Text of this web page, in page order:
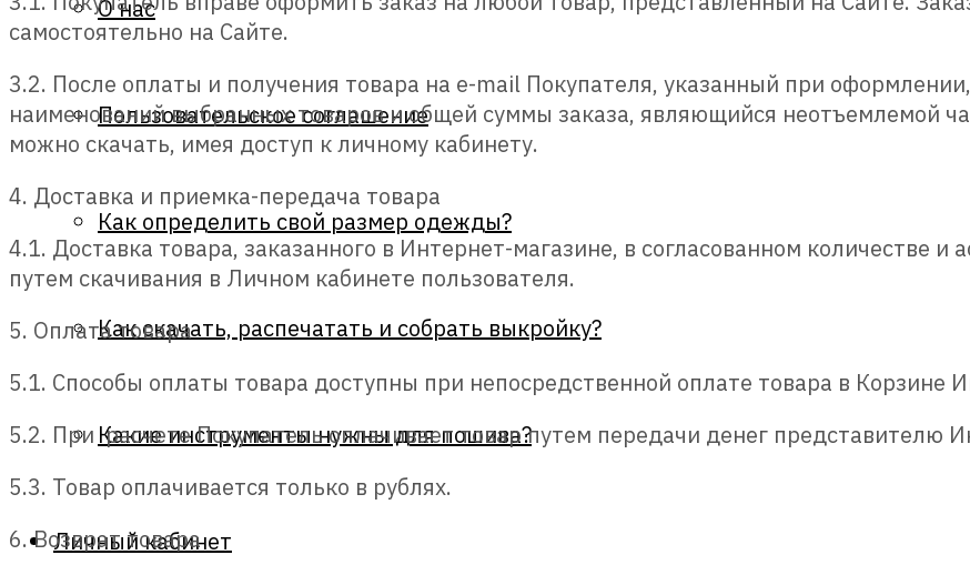
О нас
Пользовательское соглашение
Как определить свой размер одежды?
Как скачать, распечатать и собрать выкройку?
Какие инструменты нужны для пошива?
Личный кабинет
самостоятельно на Сайте.
3.2. После оплаты и получения товара на e-mail Покупателя, указанный при
наименований выбранных товаров и общей суммы заказа, являющийся неотъемлемой
можно скачать, имея доступ к личному кабинету.
4. Доставка и приемка-передача товара
4.1. Доставка товара, заказанного в Интернет-магазине, в согласованном количестве и
путем скачивания в Личном кабинете пользователя.
5. Оплата товара
5.1. Способы оплаты товара доступны при непосредственной оплате товара в Корзине
5.2. При расчете Покупатель оплачивает товар путем передачи денег представителю
5.3. Товар оплачивается только в рублях.
6. Возврат товара